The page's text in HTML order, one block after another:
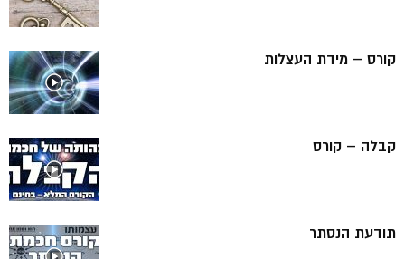
קורס – מידת העצלות
קבלה – קורס
תודעת הנסתר